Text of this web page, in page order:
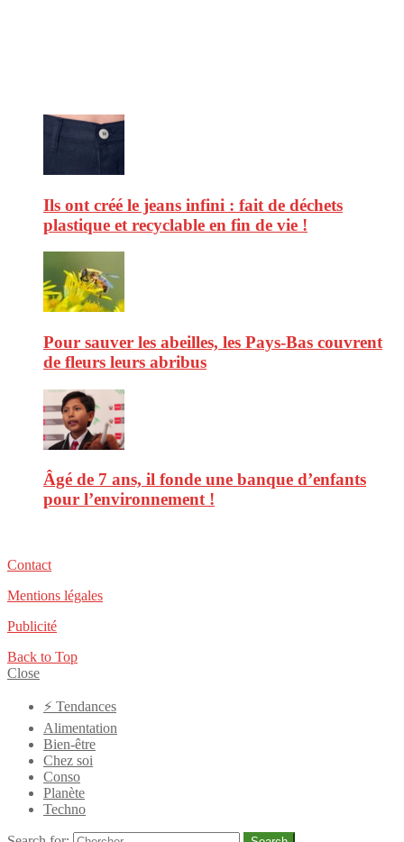
Ils ont créé le jeans infini : fait de déchets
plastique et recyclable en fin de vie !
Pour sauver les abeilles, les Pays-Bas couvrent
de fleurs leurs abribus
Âgé de 7 ans, il fonde une banque d’enfants
pour l’environnement !
Contact
Mentions légales
Publicité
Back to Top
Close
⚡️ Tendances
Alimentation
Bien-être
Chez soi
Conso
Planète
Techno